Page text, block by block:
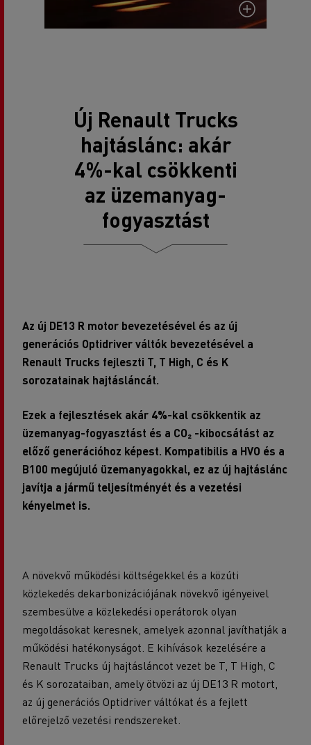
Új Renault Trucks
hajtáslánc: akár
4%-kal csökkenti
az üzemanyag-
fogyasztást
Az új DE13 R motor bevezetésével és az új
generációs Optidriver váltók bevezetésével a
Renault Trucks fejleszti T, T High, C és K
sorozatainak hajtásláncát.
Ezek a fejlesztések akár 4%-kal csökkentik az
üzemanyag-fogyasztást és a CO₂ -kibocsátást az
előző generációhoz képest. Kompatibilis a HVO és a
B100 megújuló üzemanyagokkal, ez az új hajtáslánc
javítja a jármű teljesítményét és a vezetési
kényelmet is.
A növekvő működési költségekkel és a közúti
közlekedés dekarbonizációjának növekvő igényeivel
szembesülve a közlekedési operátorok olyan
megoldásokat keresnek, amelyek azonnal javíthatják a
működési hatékonyságot. E kihívások kezelésére a
Renault Trucks új hajtásláncot vezet be T, T High, C
és K sorozataiban, amely ötvözi az új DE13 R motort,
az új generációs Optidriver váltókat és a fejlett
előrejelző vezetési rendszereket.